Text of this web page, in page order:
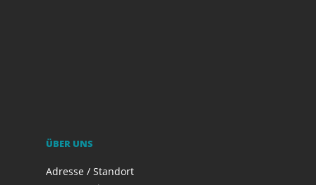
ÜBER UNS
Adresse / Standort